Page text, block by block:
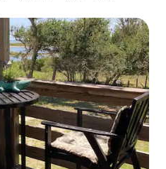
。